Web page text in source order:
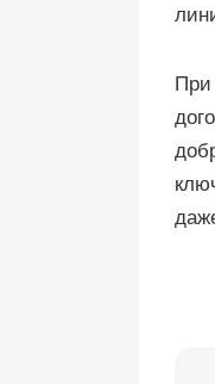
При